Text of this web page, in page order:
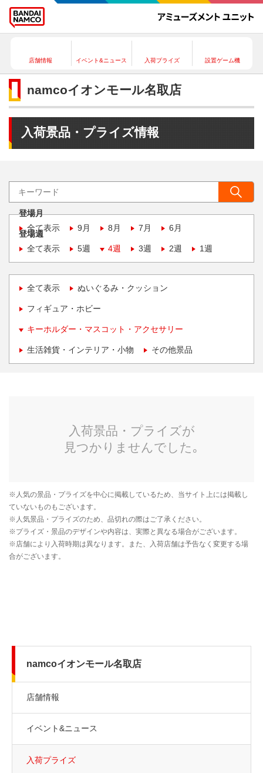
店舗情報 イベント&ニュース 入荷プライズ 設置ゲーム機
namcoイオンモール名取店
入荷景品・プライズ情報
登場月
全て表示
9月 8月 7月 6月
登場週
全て表示
5週 4週 3週 2週 1週
全て表示 ぬいぐるみ・クッション
フィギュア・ホビー
キーホルダー・マスコット・アクセサリー
生活雑貨・インテリア・小物 その他景品
namcoイオンモール名取店
店舗情報
イベント&ニュース
入荷プライズ